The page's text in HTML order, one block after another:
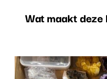
Wat maakt